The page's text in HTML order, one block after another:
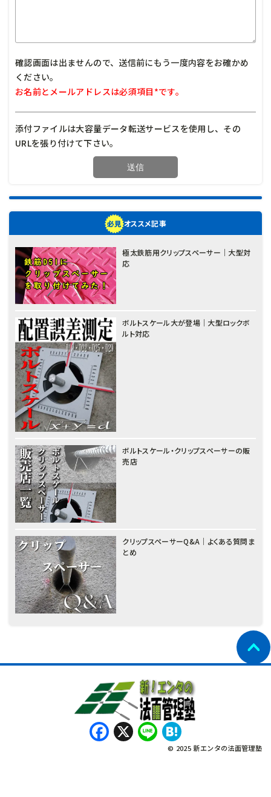
確認画面は出ませんので、送信前にもう一度内容をお確かめ
ください。
お名前とメールアドレスは必須項目*です。
添付ファイルは大容量データ転送サービスを使用し、その
URLを張り付けて下さい。
オススメ記事
極太鉄筋用クリップスペーサー｜大型対
応
ボルトスケール大が登場｜大型ロックボ
ルト対応
ボルトスケール・クリップスペーサーの販
売店
クリップスペーサーQ&A｜よくある質問ま
とめ
Facebook
X Line
© 2025 新エンタの法面管理塾